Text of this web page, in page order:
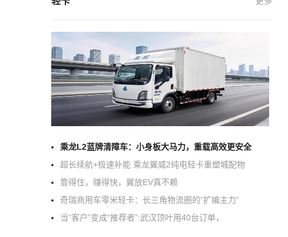
乘龙L2蓝牌清障车：小身板大马力，重载高效更安全
超长续航+极速补能 乘龙翼威2纯电轻卡重塑城配物
靠得住，赚得快，翼放EV真不赖
奇瑞商用车零米轻卡：长三角物流圈的“扩编主力”
当“客户”变成“推荐者”:武汉顶叶用40台订单，